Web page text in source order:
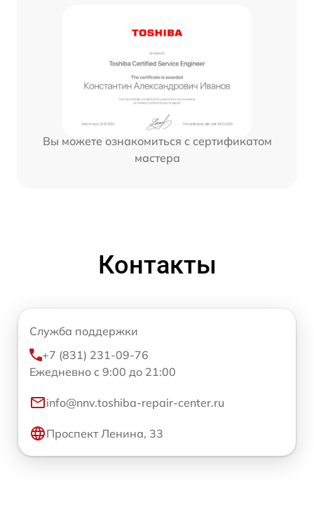
Вы можете ознакомиться с сертификатом
мастера
Контакты
Служба поддержки
+7 (831) 231-09-76
Ежедневно с 9:00 до 21:00
info@nnv.toshiba-repair-center.ru
Проспект Ленина, 33